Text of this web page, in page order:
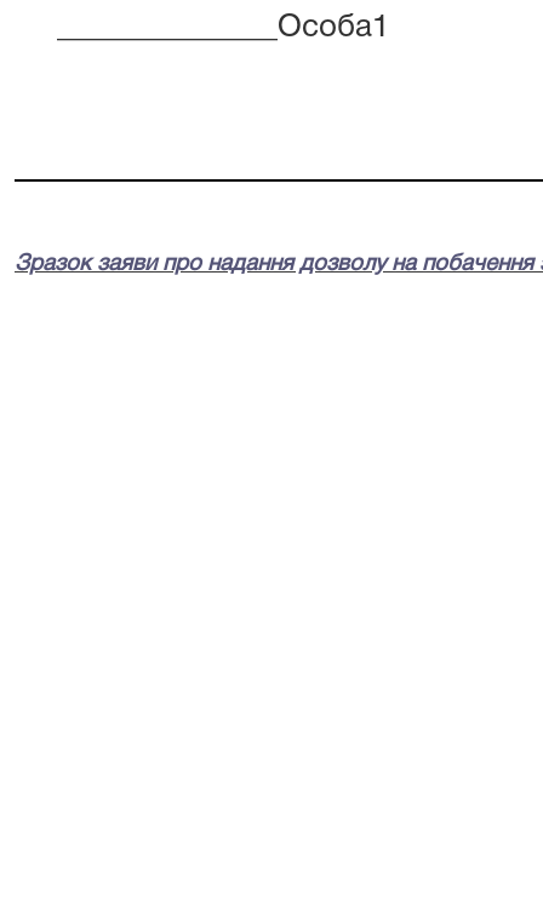
______________Особа1
Зразок заяви про надання дозволу на